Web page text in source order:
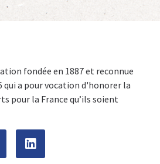
fondée en 1887 et reconnue
qui a pour vocation d'honorer la
pour la France qu’ils soient